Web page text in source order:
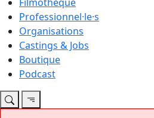
Professionnel·le·s
Organisations
Castings & Jobs
Boutique
Podcast